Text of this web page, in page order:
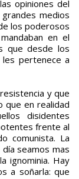
opiniones del
medios
los poderosos
en el
que desde los
pertenece a
y que
que en realidad
disidentes
frente al
comunista. La
seamos mas
ignominia. Hay
a soñarla: que